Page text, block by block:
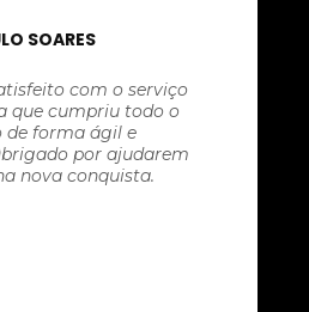
SOARES
com o serviço
que cumpriu todo o
de forma ágil e
por ajudarem
nova conquista.